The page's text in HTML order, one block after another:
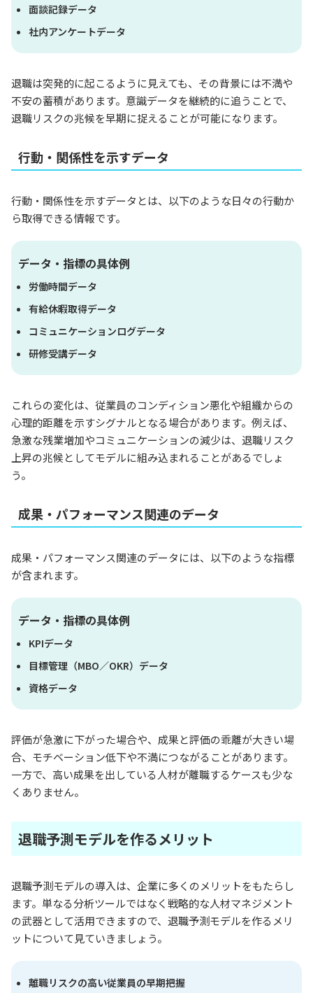
面談記録データ
社内アンケートデータ
退職は突発的に起こるように見えても、その背景には不満や
不安の蓄積があります。意識データを継続的に追うことで、
退職リスクの兆候を早期に捉えることが可能になります。
行動・関係性を示すデータ
行動・関係性を示すデータとは、以下のような日々の行動か
ら取得できる情報です。
データ・指標の具体例
労働時間データ
有給休暇取得データ
コミュニケーションログデータ
研修受講データ
これらの変化は、従業員のコンディション悪化や組織からの
心理的距離を示すシグナルとなる場合があります。例えば、
急激な残業増加やコミュニケーションの減少は、退職リスク
上昇の兆候としてモデルに組み込まれることがあるでしょ
う。
成果・パフォーマンス関連のデータ
成果・パフォーマンス関連のデータには、以下のような指標
が含まれます。
データ・指標の具体例
KPIデータ
目標管理（MBO／OKR）データ
資格データ
評価が急激に下がった場合や、成果と評価の乖離が大きい場
合、モチベーション低下や不満につながることがあります。
一方で、高い成果を出している人材が離職するケースも少な
くありません。
退職予測モデルを作るメリット
退職予測モデルの導入は、企業に多くのメリットをもたらし
ます。単なる分析ツールではなく戦略的な人材マネジメント
の武器として活用できますので、退職予測モデルを作るメリ
ットについて見ていきましょう。
離職リスクの高い従業員の早期把握